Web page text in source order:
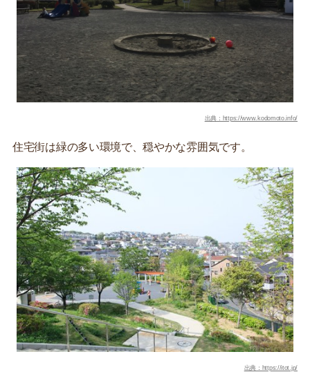
出典：https://www.kodomoto.info/
住宅街は緑の多い環境で、穏やかな雰囲気です。
出典：https://itot.jp/